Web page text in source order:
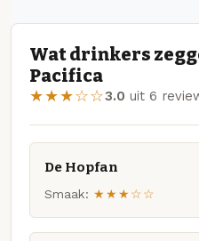
Wat drinkers
Pacifica
★★★☆☆3.0 uit 6
De Hopfan
Smaak: ★★★☆☆